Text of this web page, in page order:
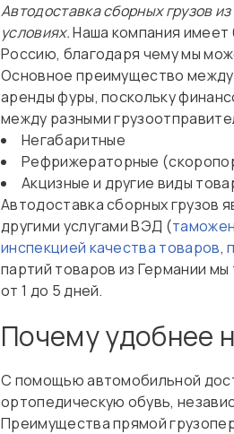
Автодоставка сборных грузов
условиях.Наша компания имеет
Россию, благодаря чему мы
Основное преимущество
аренды фуры, поскольку
между разными
Негабаритные
Рефрижераторные
Акцизные и другие виды
Автодоставка сборных грузов
другими услугами ВЭД (
инспекцией качества товаров,
партий товаров из Германии
от 1 до 5 дней.
Почему удобнее
С помощью автомобильной
ортопедическую обувь,
Преимущества прямой